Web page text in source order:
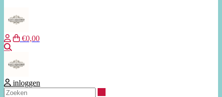
€0,00
inloggen